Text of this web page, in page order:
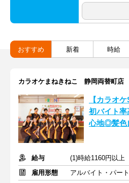
おすすめ 新着 時給
カラオケまねきねこ 静岡両替町店
【カラオ
初バイト率
心地◎髪
給与
雇用形態
アルバイト・パート